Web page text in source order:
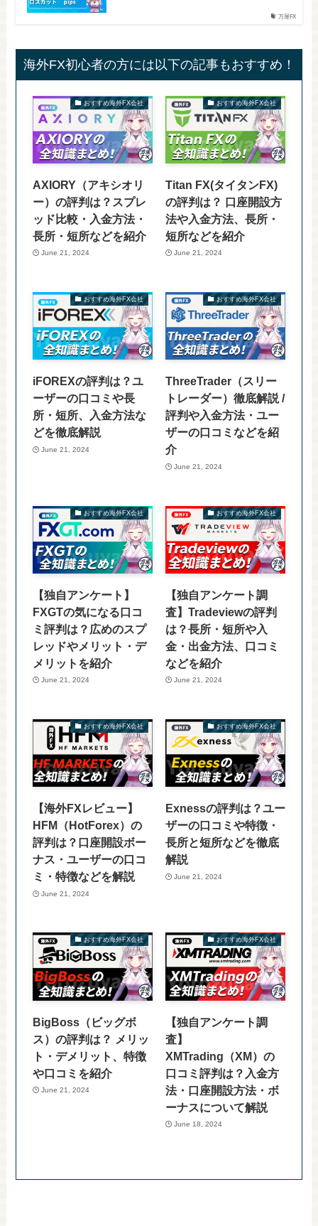
万屋FX
海外FX初心者の方には以下の記事もおすすめ！
おすすめ海外FX会社
AXIORY（アキシオリ
ー）の評判は？スプレ
ッド比較・入金方法・
長所・短所などを紹介
June 21, 2024
おすすめ海外FX会社
Titan FX(タイタンFX)
の評判は？ 口座開設方
法や入金方法、長所・
短所などを紹介
June 21, 2024
おすすめ海外FX会社
iFOREXの評判は？ユ
ーザーの口コミや長
所・短所、入金方法な
どを徹底解説
June 21, 2024
おすすめ海外FX会社
ThreeTrader（スリー
トレーダー）徹底解説 /
評判や入金方法・ユー
ザーの口コミなどを紹
介
June 21, 2024
おすすめ海外FX会社
【独自アンケート】
FXGTの気になる口コ
ミ評判は？広めのスプ
レッドやメリット・デ
メリットを紹介
June 21, 2024
おすすめ海外FX会社
【独自アンケート調
査】Tradeviewの評判
は？長所・短所や入
金・出金方法、口コミ
などを紹介
June 21, 2024
おすすめ海外FX会社
【海外FXレビュー】
HFM（HotForex）の
評判は？口座開設ボー
ナス・ユーザーの口コ
ミ・特徴などを解説
June 21, 2024
おすすめ海外FX会社
Exnessの評判は？ユー
ザーの口コミや特徴・
長所と短所などを徹底
解説
June 21, 2024
おすすめ海外FX会社
BigBoss（ビッグボ
ス）の評判は？ メリッ
ト・デメリット、特徴
や口コミを紹介
June 21, 2024
おすすめ海外FX会社
【独自アンケート調
査】
XMTrading（XM）の
口コミ評判は？入金方
法・口座開設方法・ボ
ーナスについて解説
June 18, 2024